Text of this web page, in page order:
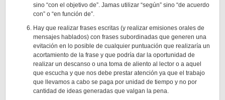
sino “con el objetivo de”. Jamas utilizar “según” sino “de acuerdo
con” o “en función de”.
Hay que realizar frases escritas (y realizar emisiones orales de
mensajes hablados) con frases subordinadas que generen una
evitación en lo posible de cualquier puntuación que realizaría un
acortamiento de la frase y que podría dar la oportunidad de
realizar un descanso o una toma de aliento al lector o a aquel
que escucha y que nos debe prestar atención ya que el trabajo
que llevamos a cabo se paga por unidad de tiempo y no por
cantidad de ideas generadas que valgan la pena.